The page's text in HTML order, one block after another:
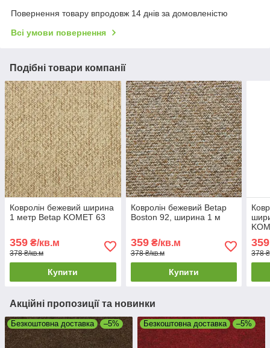
Повернення товару впродовж 14 днів за домовленістю
Всі умови повернення
Подібні товари компанії
Ковролін бежевий ширина
1 метр Betap KOMET 63
359 ₴/кв.м
378 ₴/кв.м
Купити
Ковролін бежевий Betap
Boston 92, ширина 1 м
359₴/кв.м
378 ₴/кв.м
Купити
359
378
Акційні пропозиції та новинки
Безкоштовна доставка –5% Безкоштовна доставка –5%